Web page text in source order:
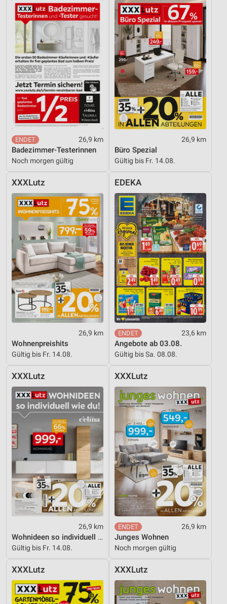
26,9 km
Badezimmer-Testerinnen
Noch morgen gültig
26,9 km
Büro Spezial
Gültig bis Fr. 14.08.
XXXLutz
26,9 km
Wohnenpreishits
Gültig bis Fr. 14.08.
EDEKA
23,6 km
Angebote ab 03.08.
Gültig bis Sa. 08.08.
XXXLutz
26,9 km
Wohnideen so individuell wie du!
Gültig bis Fr. 14.08.
XXXLutz
26,9 km
Junges Wohnen
Noch morgen gültig
XXXLutz XXXLutz
Entwicklung und Verbesserung der Angebote
Verwendung reduzierter Daten zur Auswahl von
Inhalten
IAB-Besonderheiten:
Verwendung genauer Standortdaten
Geräte anhand von aktiv angeforderten
Informationen identifizieren
Nicht-IAB-Verarbeitungszwecke:
Notwendig
Performance
Funktional
Werbung